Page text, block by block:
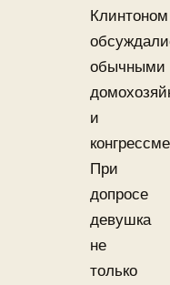
Клинтоном
обычными
и
При
допросе
девушка
не
только